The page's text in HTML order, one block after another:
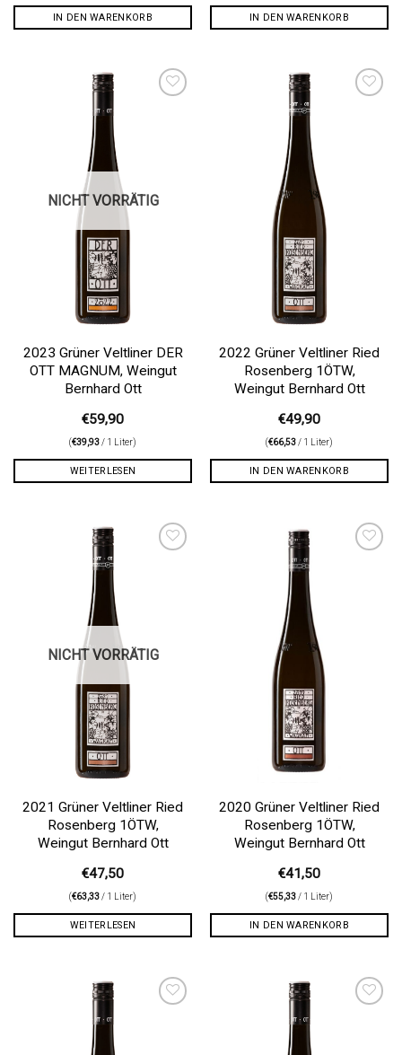
IN DEN WARENKORB IN DEN WARENKORB
NICHT VORRÄTIG
2023 Grüner Veltliner DER
OTT MAGNUM, Weingut
Bernhard Ott
€59,90
(€39,93/ 1 Liter)
WEITERLESEN
2022 Grüner Veltliner Ried
Rosenberg 1ÖTW,
Weingut Bernhard Ott
€49,90
(€66,53/ 1 Liter)
IN DEN WARENKORB
NICHT VORRÄTIG
2021 Grüner Veltliner Ried
Rosenberg 1ÖTW,
Weingut Bernhard Ott
€47,50
(€63,33/ 1 Liter)
WEITERLESEN
2020 Grüner Veltliner Ried
Rosenberg 1ÖTW,
Weingut Bernhard Ott
€41,50
(€55,33/ 1 Liter)
IN DEN WARENKORB